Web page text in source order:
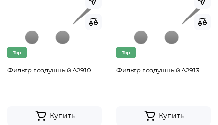
Top
Фильтр воздушный A2910
Купить
Top
Фильтр воздушный A2913
Купить